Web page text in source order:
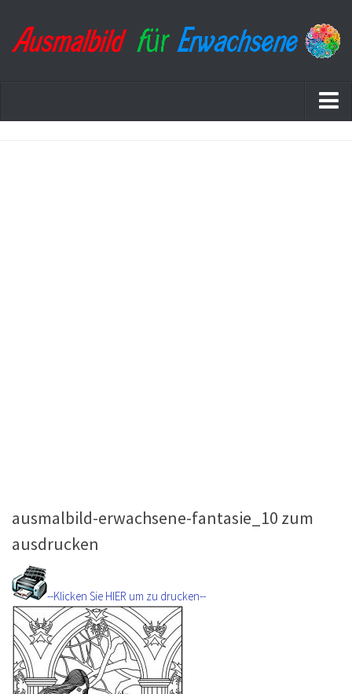
ausmalbild-erwachsene-fantasie_10 zum
ausdrucken
--Klicken Sie HIER um zu drucken--